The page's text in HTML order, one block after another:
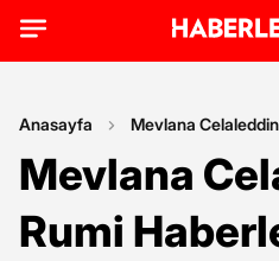
Anasayfa Mevlana
Mevlana
Rumi